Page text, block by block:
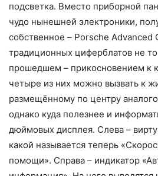
подсветка. Вместо приборной
чудо нынешней электроники,
собственное – Porsche Advanced
традиционных циферблатов не
прошедшем – прикосновением к
четыре из них можно вызвать к
размещённому по центру
однако куда полезнее и
дюймовых дисплея. Слева –
какой называется теперь
помощи». Справа – индикатор